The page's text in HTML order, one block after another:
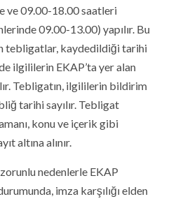
ve 09.00-18.00 saatleri
09.00-13.00) yapılır. Bu
tebligatlar, kaydedildiği tarihi
ilgililerin EKAP’ta yer alan
Tebligatın, ilgililerin bildirim
tarihi sayılır. Tebligat
konu ve içerik gibi
altına alınır.
nedenlerle EKAP
imza karşılığı elden